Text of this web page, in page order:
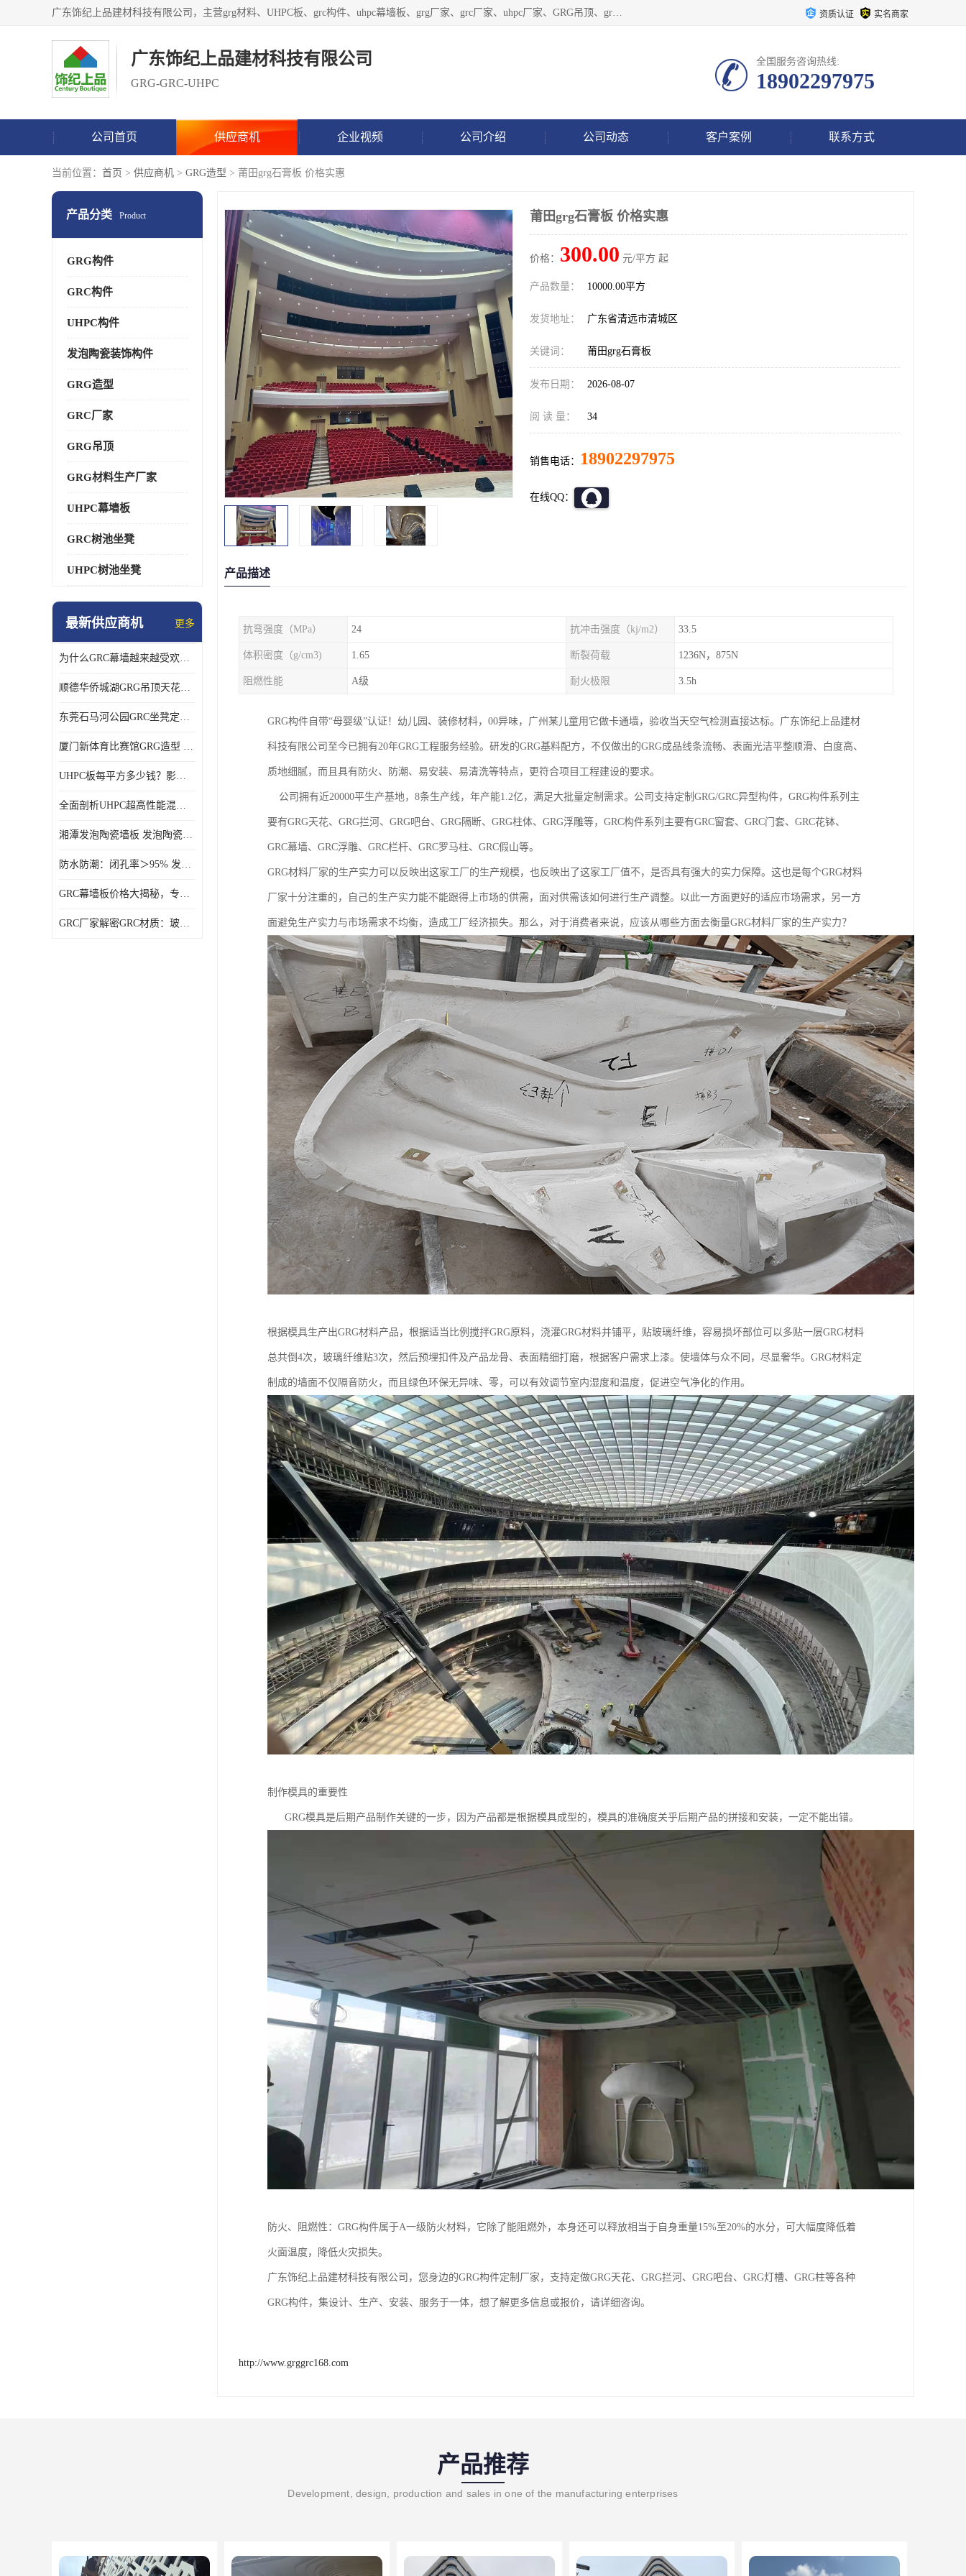
广东饰纪上品建材科技有限公司，主营grg材料、UHPC板、grc构件、uhpc幕墙板、grg厂家、grc厂家、uhpc厂家、GRG吊顶、grg石膏板、grg构件、外墙grc线条、grg造型、grg材料定制，uhpc高性能混凝土，uhpc构件，uhpc镂空挂板，grg材料生产厂家，广东grg厂家，广东grc厂家，联系方式*，2万平厂房，如果您对我公司的产品服务感兴趣，请联系我们。 资质认证 实名商家
广东饰纪上品建材科技有限公司
GRG-GRC-UHPC
全国服务咨询热线:
18902297975
公司首页 供应商机 企业视频 公司介绍 公司动态 客户案例 联系方式
当前位置： 首页 > 供应商机 > GRG造型 > 莆田grg石膏板 价格实惠
产品分类 Product
GRG构件
GRC构件
UHPC构件
发泡陶瓷装饰构件
GRG造型
GRC厂家
GRG吊顶
GRG材料生产厂家
UHPC幕墙板
GRC树池坐凳
UHPC树池坐凳
最新供应商机 更多
为什么GRC幕墙越来越受欢迎？一起来了解GRC幕墙
顺德华侨城湖GRG吊顶天花GRG材料定制厂家饰纪上品
东莞石马河公园GRC坐凳定制选择广东饰纪上品GRC构件厂家
厦门新体育比赛馆GRG造型 GRG材料 广东GRG厂家
UHPC板每平方多少钱？影响价格的关键因素解析
全面剖析UHPC超高性能混凝土：优势显著，劣势何在？
湘潭发泡陶瓷墙板 发泡陶瓷装饰构件 轻质高强：密度低但抗压强度高
防水防潮：闭孔率＞95% 发泡陶瓷装饰构件 南阳发泡陶瓷厂家
GRC幕墙板价格大揭秘，专业厂家报价助您轻松掌控预算
GRC厂家解密GRC材质：玻璃纤维与水泥复合，创新建筑新选择
莆田grg石膏板 价格实惠
价格： 300.00 元/平方 起
产品数量： 10000.00平方
发货地址： 广东省清远市清城区
关键词： 莆田grg石膏板
发布日期： 2026-08-07
阅 读 量： 34
销售电话： 18902297975
在线QQ：
产品描述
抗弯强度（MPa） 24 抗冲击强度（kj/m2） 33.5
体积密度（g/cm3) 1.65 断裂荷载 1236N，875N
阻燃性能 A级 耐火极限 3.5h
GRG构件自带“母婴级”认证！幼儿园、装修材料，00异味，广州某儿童用它做卡通墙，验收当天空气检测直接达标。广东饰纪上品建材
科技有限公司至今已拥有20年GRG工程服务经验。研发的GRG基料配方，不仅做出的GRG成品线条流畅、表面光洁平整顺滑、白度高、
质地细腻，而且具有防火、防潮、易安装、易清洗等特点，更符合项目工程建设的要求。
公司拥有近20000平生产基地，8条生产线，年产能1.2亿，满足大批量定制需求。公司支持定制GRG/GRC异型构件，GRG构件系列主
要有GRG天花、GRG拦河、GRG吧台、GRG隔断、GRG柱体、GRG浮雕等，GRC构件系列主要有GRC窗套、GRC门套、GRC花钵、
GRC幕墙、GRC浮雕、GRC栏杆、GRC罗马柱、GRC假山等。
GRG材料厂家的生产实力可以反映出这家工厂的生产规模，也反映出了这家工厂值不，是否具有强大的实力保障。这也是每个GRG材料
厂家十分注重的，自己的生产实力能不能跟得上市场的供需，面对供需该如何进行生产调整。以此一方面更好的适应市场需求，另一方
面避免生产实力与市场需求不均衡，造成工厂经济损失。那么，对于消费者来说，应该从哪些方面去衡量GRG材料厂家的生产实力？
根据模具生产出GRG材料产品，根据适当比例搅拌GRG原料，浇灌GRG材料并铺平，贴玻璃纤维，容易损坏部位可以多贴一层GRG材料
总共倒4次，玻璃纤维贴3次，然后预埋扣件及产品龙骨、表面精细打磨，根据客户需求上漆。使墙体与众不同，尽显奢华。GRG材料定
制成的墙面不仅隔音防火，而且绿色环保无异味、零，可以有效调节室内湿度和温度，促进空气净化的作用。
制作模具的重要性
GRG模具是后期产品制作关键的一步，因为产品都是根据模具成型的，模具的准确度关乎后期产品的拼接和安装，一定不能出错。
防火、阻燃性：GRG构件属于A一级防火材料，它除了能阻燃外，本身还可以释放相当于自身重量15%至20%的水分，可大幅度降低着
火面温度，降低火灾损失。
广东饰纪上品建材科技有限公司，您身边的GRG构件定制厂家，支持定做GRG天花、GRG拦河、GRG吧台、GRG灯槽、GRG柱等各种
GRG构件，集设计、生产、安装、服务于一体，想了解更多信息或报价，请详细咨询。
http://www.grggrc168.com
产品推荐
Development, design, production and sales in one of the manufacturing enterprises